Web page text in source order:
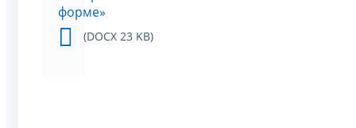
форме»
(DOCX 23 KB)